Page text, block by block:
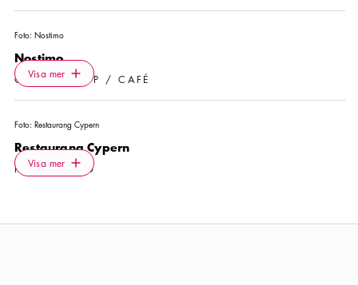
Foto: Nostimo
Nostimo
COFFEE SHOP / CAFÉ
Visa mer Icon.plusAltText
Visa mer
Foto: Restaurang Cypern
Restaurang Cypern
RESTAURANG
Visa mer Icon.plusAltText
Visa mer